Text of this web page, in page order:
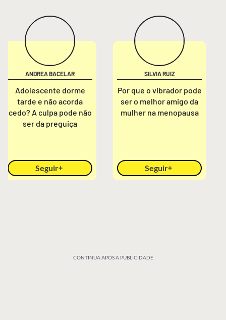
ANDREA BACELAR
Adolescente dorme
tarde e não acorda
cedo? A culpa pode não
ser da preguiça
Seguir
SILVIA RUIZ
Por que o vibrador pode
ser o melhor amigo da
mulher na menopausa
Seguir
CONTINUA APÓS A PUBLICIDADE